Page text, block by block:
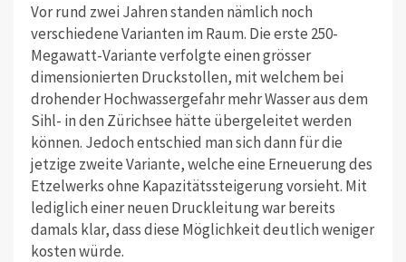
Vor rund zwei Jahren standen nämlich noch
verschiedene Varianten im Raum. Die erste 250-
Megawatt-Variante verfolgte einen grösser
dimensionierten Druckstollen, mit welchem bei
drohender Hochwassergefahr mehr Wasser aus dem
Sihl- in den Zürichsee hätte übergeleitet werden
können. Jedoch entschied man sich dann für die
jetzige zweite Variante, welche eine Erneuerung des
Etzelwerks ohne Kapazitätssteigerung vorsieht. Mit
lediglich einer neuen Druckleitung war bereits
damals klar, dass diese Möglichkeit deutlich weniger
kosten würde.